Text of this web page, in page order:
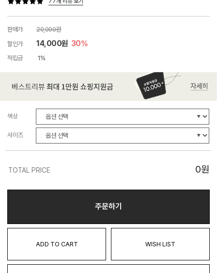
판매가
20,000원
할인가
14,000원 30%
적립금 1%
색상
사이즈
TOTAL PRICE 0원
주문하기
ADD TO CART WISH LIST